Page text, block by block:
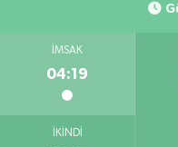
İMSAK
04:19
İKINDI